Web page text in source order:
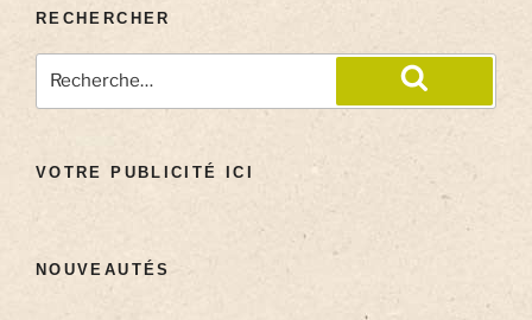
RECHERCHER
VOTRE PUBLICITÉ ICI
NOUVEAUTÉS